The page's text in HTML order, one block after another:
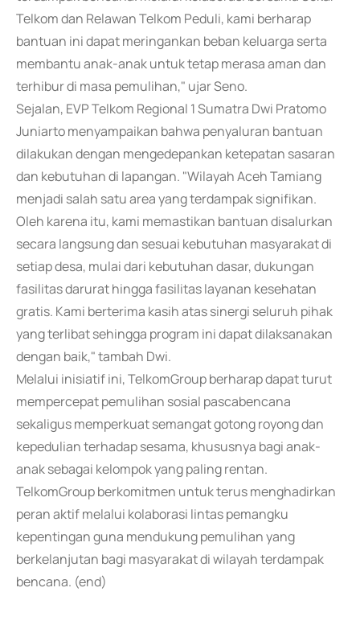
Telkom dan Relawan Telkom Peduli, kami berharap
bantuan ini dapat meringankan beban keluarga serta
membantu anak-anak untuk tetap merasa aman dan
terhibur di masa pemulihan," ujar Seno.
Sejalan, EVP Telkom Regional 1 Sumatra Dwi Pratomo
Juniarto menyampaikan bahwa penyaluran bantuan
dilakukan dengan mengedepankan ketepatan sasaran
dan kebutuhan di lapangan. "Wilayah Aceh Tamiang
menjadi salah satu area yang terdampak signifikan.
Oleh karena itu, kami memastikan bantuan disalurkan
secara langsung dan sesuai kebutuhan masyarakat di
setiap desa, mulai dari kebutuhan dasar, dukungan
fasilitas darurat hingga fasilitas layanan kesehatan
gratis. Kami berterima kasih atas sinergi seluruh pihak
yang terlibat sehingga program ini dapat dilaksanakan
dengan baik," tambah Dwi.
Melalui inisiatif ini, TelkomGroup berharap dapat turut
mempercepat pemulihan sosial pascabencana
sekaligus memperkuat semangat gotong royong dan
kepedulian terhadap sesama, khususnya bagi anak-
anak sebagai kelompok yang paling rentan.
TelkomGroup berkomitmen untuk terus menghadirkan
peran aktif melalui kolaborasi lintas pemangku
kepentingan guna mendukung pemulihan yang
berkelanjutan bagi masyarakat di wilayah terdampak
bencana. (end)